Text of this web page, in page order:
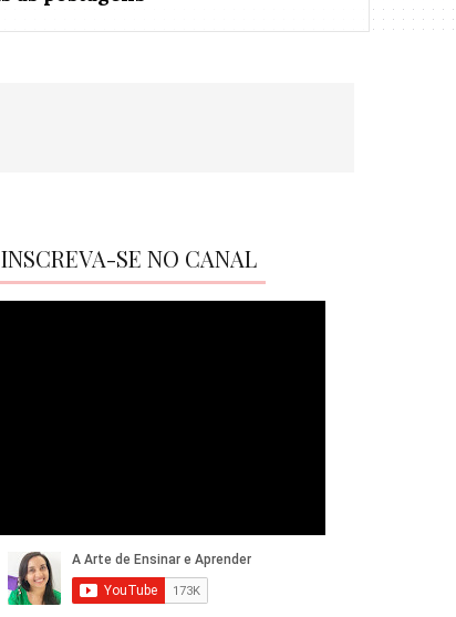
INSCREVA-SE NO CANAL